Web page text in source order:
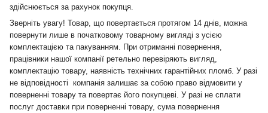
здійснюється за рахунок покупця.
Зверніть увагу! Товар, що повертається протягом 14 днів, можна
повернути лише в початковому товарному вигляді з усією
комплектацією та пакуванням. При отриманні повернення,
працівники нашої компанії ретельно перевіряють вигляд,
комплектацію товару, наявність технічних гарантійних пломб. У разі
не відповідності компанія залишає за собою право відмовити у
поверненні товару та повертає його покупцеві. У разі не сплати
послуг доставки при поверненні товару, сума повернення